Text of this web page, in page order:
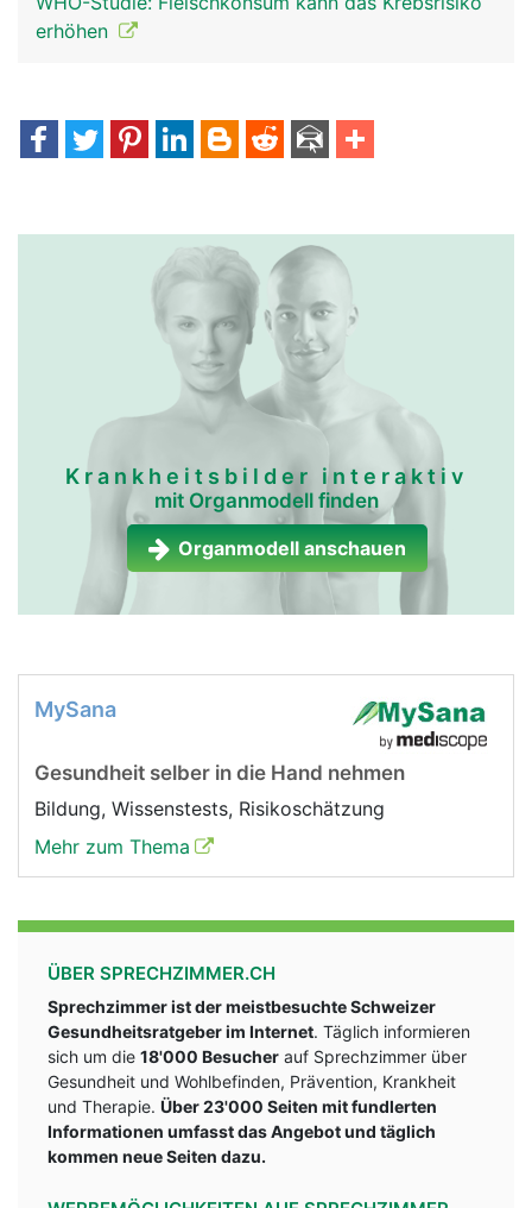
erhöhen
Krankheitsbilder interaktiv
mit Organmodell finden
Organmodell anschauen
MySana
Gesundheit selber in die Hand nehmen
Bildung, Wissenstests, Risikoschätzung
Mehr zum Thema
ÜBER SPRECHZIMMER.CH
Sprechzimmer ist der meistbesuchte Schweizer
Gesundheitsratgeber im Internet. Täglich informieren
sich um die 18'000 Besucher auf Sprechzimmer über
Gesundheit und Wohlbefinden, Prävention, Krankheit
und Therapie. Über 23'000 Seiten mit fundlerten
Informationen umfasst das Angebot und täglich
kommen neue Seiten dazu.